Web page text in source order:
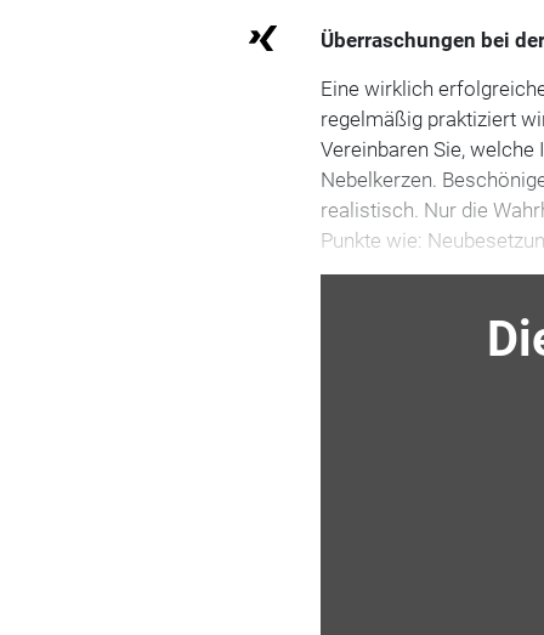
Überraschungen bei
Eine wirklich
regelmäßig praktiziert
Vereinbaren Sie,
Nebelkerzen.
realistisch. Nur die
Punkte wie: